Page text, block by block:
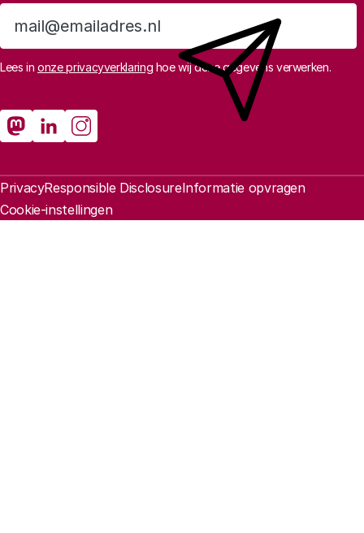
Aanmelden
Lees inonze privacyverklaring hoe wij deze gegevens verwerken.
Sociale media
Rathenau Mastodon
Rathenau LinkedIn
Rathenau Instagram
Juridische informatie
PrivacyResponsible DisclosureInformatie opvragen
Cookie-instellingen